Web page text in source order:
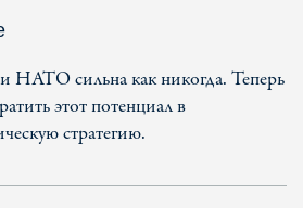
НАТО сильна как никогда. Теперь
этот потенциал в
стратегию.